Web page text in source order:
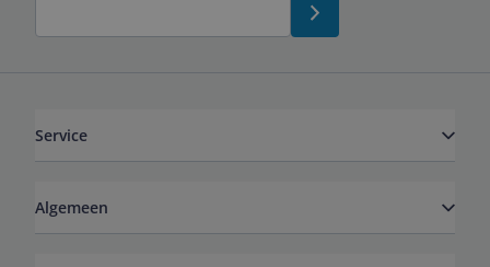
Service
Algemeen